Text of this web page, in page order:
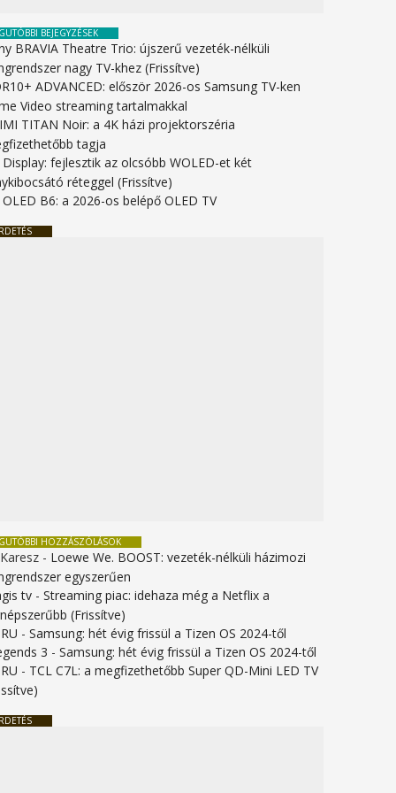
BEJEGYZÉSEK
BRAVIA Theatre Trio: újszerű vezeték-nélküli
nagy TV-khez (Frissítve)
ADVANCED: először 2026-os Samsung TV-ken
Video streaming tartalmakkal
TITAN Noir: a 4K házi projektorszéria
tagja
Display: fejlesztik az olcsóbb WOLED-et két
réteggel (Frissítve)
OLED B6: a 2026-os belépő OLED TV
HOZZÁSZÓLÁSOK
- Loewe We. BOOST: vezeték-nélküli házimozi
egyszerűen
tv -Streaming piac: idehaza még a Netflix a
(Frissítve)
-Samsung: hét évig frissül a Tizen OS 2024-től
3 -Samsung: hét évig frissül a Tizen OS 2024-től
- TCL C7L: a megfizethetőbb Super QD-Mini LED TV